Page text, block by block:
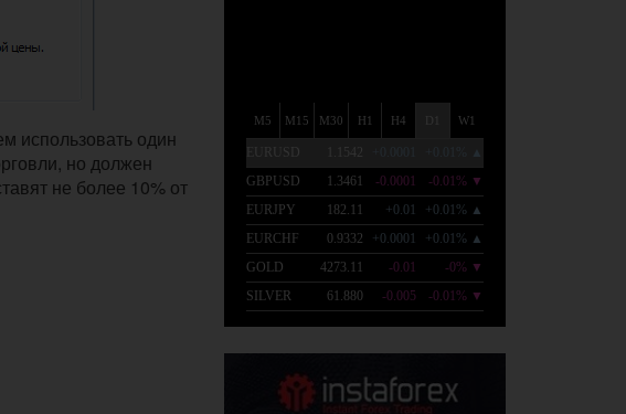
использовать один
но должен
не более 10% от